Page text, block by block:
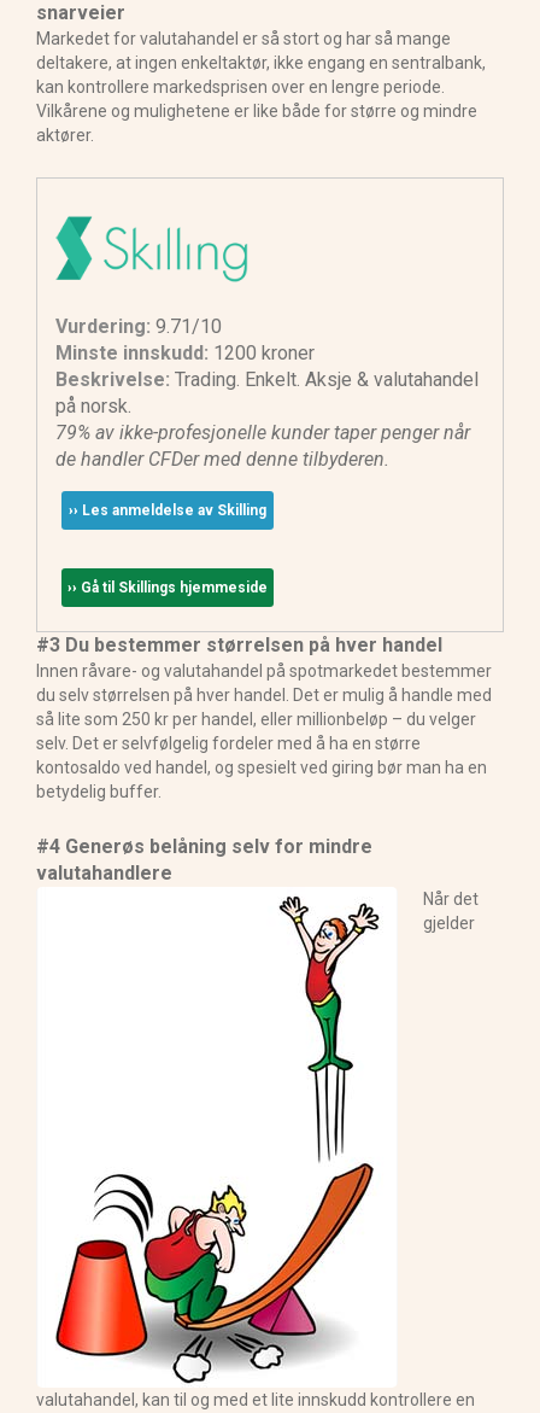
snarveier
Markedet for valutahandel er så stort og har så mange
deltakere, at ingen enkeltaktør, ikke engang en sentralbank,
kan kontrollere markedsprisen over en lengre periode.
Vilkårene og mulighetene er like både for større og mindre
aktører.
Vurdering: 9.71/10
Minste innskudd: 1200 kroner
Beskrivelse: Trading. Enkelt. Aksje & valutahandel
på norsk.
79% av ikke-profesjonelle kunder taper penger når
de handler CFDer med denne tilbyderen.
›› Les anmeldelse av Skilling
›› Gå til Skillings hjemmeside
#3 Du bestemmer størrelsen på hver handel
Innen råvare- og valutahandel på spotmarkedet bestemmer
du selv størrelsen på hver handel. Det er mulig å handle med
så lite som 250 kr per handel, eller millionbeløp – du velger
selv. Det er selvfølgelig fordeler med å ha en større
kontosaldo ved handel, og spesielt ved giring bør man ha en
betydelig buffer.
#4 Generøs belåning selv for mindre
valutahandlere
Når det
gjelder
valutahandel, kan til og med et lite innskudd kontrollere en